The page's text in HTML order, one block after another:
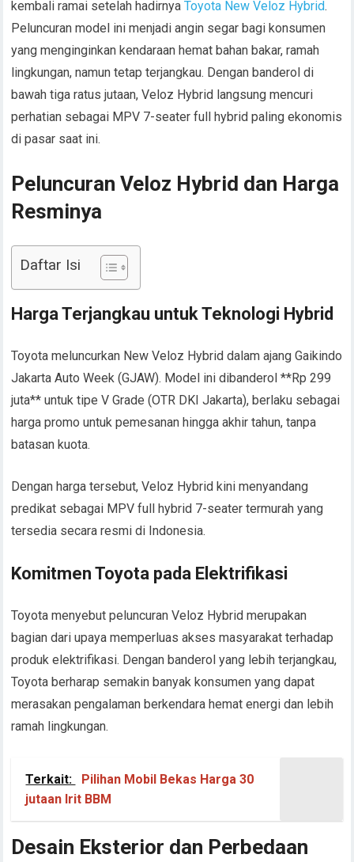
kembali ramai setelah hadirnyaToyota New Veloz Hybrid.
Peluncuran model ini menjadi angin segar bagi konsumen
yang menginginkan kendaraan hemat bahan bakar, ramah
lingkungan, namun tetap terjangkau. Dengan banderol di
bawah tiga ratus jutaan, Veloz Hybrid langsung mencuri
perhatian sebagai MPV 7-seater full hybrid paling ekonomis
di pasar saat ini.
Peluncuran Veloz Hybrid dan Harga
Resminya
Daftar Isi
Harga Terjangkau untuk Teknologi Hybrid
Toyota meluncurkan New Veloz Hybrid dalam ajang Gaikindo
Jakarta Auto Week (GJAW). Model ini dibanderol **Rp 299
juta** untuk tipe V Grade (OTR DKI Jakarta), berlaku sebagai
harga promo untuk pemesanan hingga akhir tahun, tanpa
batasan kuota.
Dengan harga tersebut, Veloz Hybrid kini menyandang
predikat sebagai MPV full hybrid 7-seater termurah yang
tersedia secara resmi di Indonesia.
Komitmen Toyota pada Elektrifikasi
Toyota menyebut peluncuran Veloz Hybrid merupakan
bagian dari upaya memperluas akses masyarakat terhadap
produk elektrifikasi. Dengan banderol yang lebih terjangkau,
Toyota berharap semakin banyak konsumen yang dapat
merasakan pengalaman berkendara hemat energi dan lebih
ramah lingkungan.
Terkait:
Pilihan Mobil Bekas Harga 30
jutaan Irit BBM
Desain Eksterior dan Perbedaan